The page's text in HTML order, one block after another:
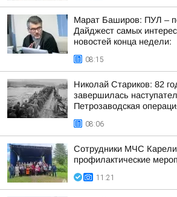
Марат Баширов: ПУЛ –
Дайджест самых
новостей конца недели:
08:15
Николай Стариков: 82
завершилась
Петрозаводская
08:06
Сотрудники МЧС
профилактические
11:21